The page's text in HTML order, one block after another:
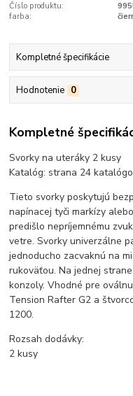
Číslo produktu:
farba:
Kompletné špecifikácie
Hodnotenie 0
Kompletné
Svorky na uteráky 2 kusy
Katalóg: strana 24
Tieto svorky poskytujú
napínacej tyči markízy
predišlo nepríjemnému
vetre. Svorky univerzálne
jednoducho zacvaknú na
rukoväťou. Na jednej
konzoly. Vhodné pre
Tension Rafter G2 a
1200.
Rozsah dodávky:
2 kusy